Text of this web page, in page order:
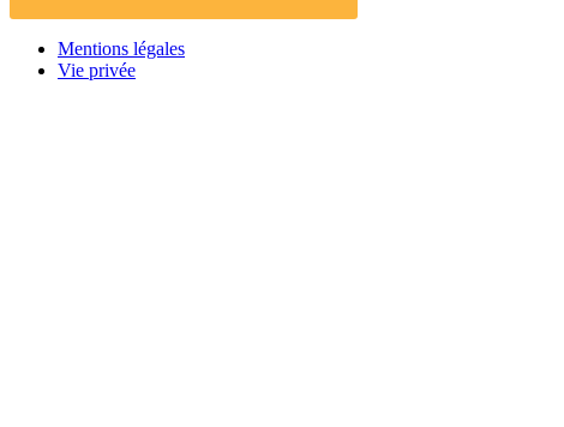
Mentions légales
Vie privée